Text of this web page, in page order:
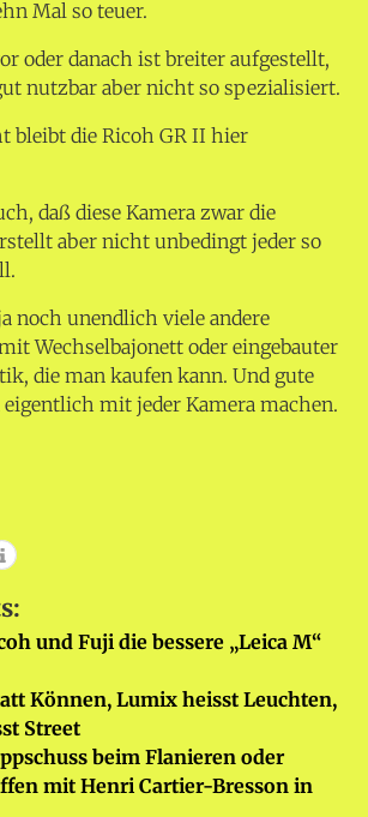
Mal so teuer.
oder danach ist breiter aufgestellt,
nutzbar aber nicht so spezialisiert.
bleibt die Ricoh GR II hier
daß diese Kamera zwar die
aber nicht unbedingt jeder so
noch unendlich viele andere
Wechselbajonett oder eingebauter
die man kaufen kann. Und gute
mit jeder Kamera machen.
und Fuji die bessere „Leica M“
Können, Lumix heisst Leuchten,
Street
beim Flanieren oder
mit Henri Cartier-Bresson in